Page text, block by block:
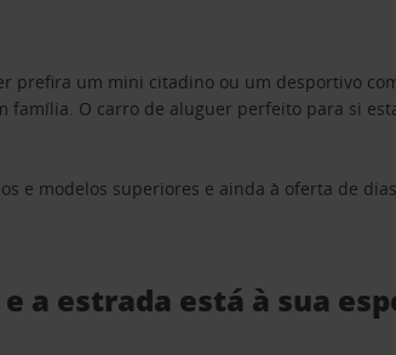
prefira um mini citadino ou um desportivo
O carro de aluguer perfeito para si
e modelos superiores e ainda à oferta de
a estrada está à sua